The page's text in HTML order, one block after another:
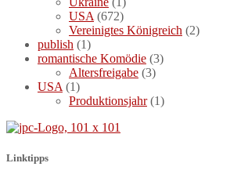
USA (672)
Vereinigtes Königreich (2)
publish (1)
romantische Komödie (3)
Altersfreigabe (3)
USA (1)
Produktionsjahr(1)
Linktipps